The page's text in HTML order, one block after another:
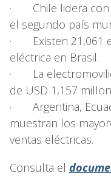
· Chile lidera con
el segundo país
· Existen 21,061
eléctrica en Brasil.
· La
de USD 1,157
· Argentina,
muestran los
ventas eléctricas.
Consulta el